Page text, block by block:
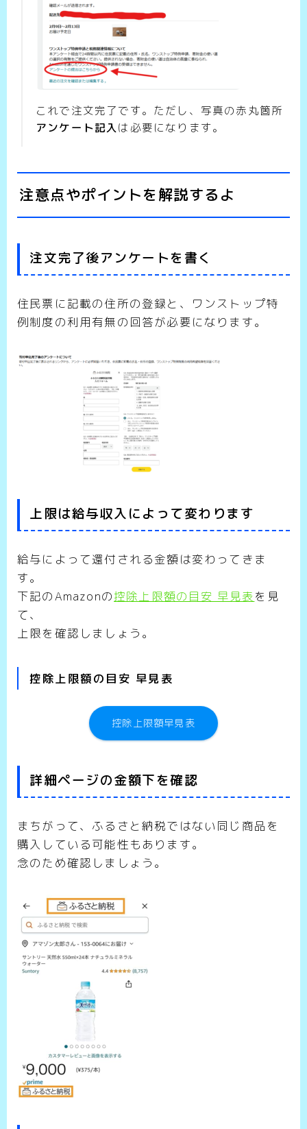
これで注文完了です。ただし、写真の赤丸箇所
アンケート記入は必要になります。
注意点やポイントを解説するよ
注文完了後アンケートを書く
住民票に記載の住所の登録と、ワンストップ特
例制度の利用有無の回答が必要になります。
上限は給与収入によって変わります
給与によって還付される金額は変わってきま
す。
下記のAmazonの控除上限額の目安 早見表を見
て、
上限を確認しましょう。
控除上限額の目安 早見表
控除上限額早見表
詳細ページの金額下を確認
まちがって、ふるさと納税ではない同じ商品を
購入している可能性もあります。
念のため確認しましょう。